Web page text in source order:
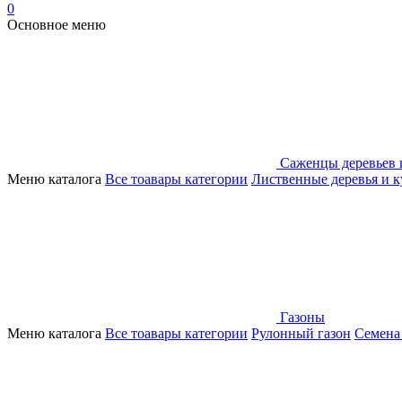
0
Основное меню
Саженцы деревьев
Меню каталога Все тоавары категории Лиственные деревья и
Газоны
Меню каталога Все тоавары категории Рулонный газон Семена